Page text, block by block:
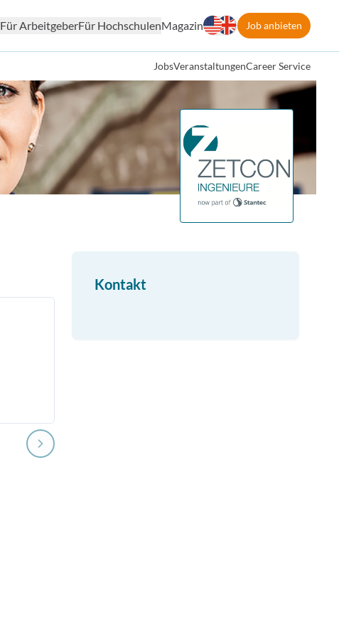
Für ArbeitgeberFür HochschulenMagazin Job anbieten
JobsVeranstaltungenCareer Service
Kontakt